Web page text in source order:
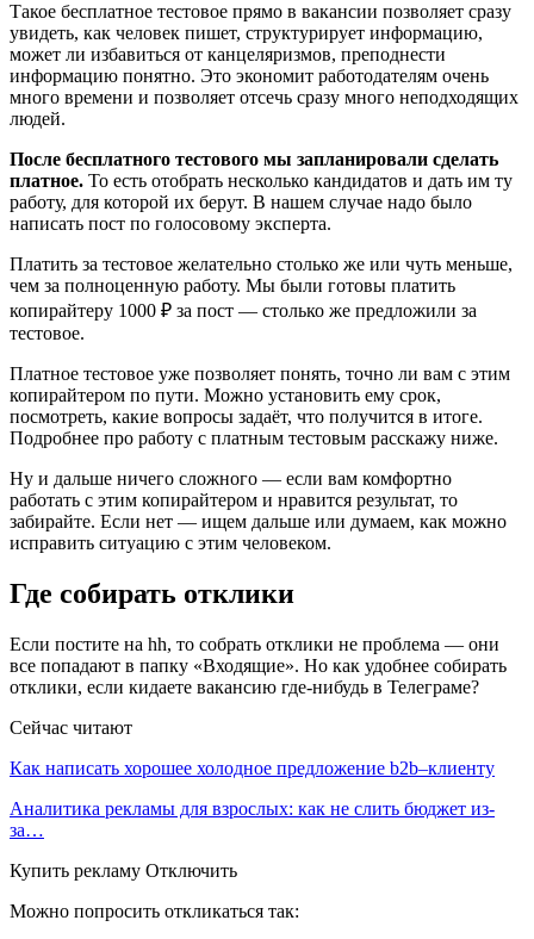
Такое бесплатное тестовое прямо в вакансии позволяет сразу
увидеть, как человек пишет, структурирует информацию,
может ли избавиться от канцеляризмов, преподнести
информацию понятно. Это экономит работодателям очень
много времени и позволяет отсечь сразу много неподходящих
людей.
После бесплатного тестового мы запланировали сделать
платное. То есть отобрать несколько кандидатов и дать им ту
работу, для которой их берут. В нашем случае надо было
написать пост по голосовому эксперта.
Платить за тестовое желательно столько же или чуть меньше,
чем за полноценную работу. Мы были готовы платить
копирайтеру 1000 ₽ за пост — столько же предложили за
тестовое.
Платное тестовое уже позволяет понять, точно ли вам с этим
копирайтером по пути. Можно установить ему срок,
посмотреть, какие вопросы задаёт, что получится в итоге.
Подробнее про работу с платным тестовым расскажу ниже.
Ну и дальше ничего сложного — если вам комфортно
работать с этим копирайтером и нравится результат, то
забирайте. Если нет — ищем дальше или думаем, как можно
исправить ситуацию с этим человеком.
Где собирать отклики
Если постите на hh, то собрать отклики не проблема — они
все попадают в папку «Входящие». Но как удобнее собирать
отклики, если кидаете вакансию где-нибудь в Телеграме?
Сейчас читают
Как написать хорошее холодное предложение b2b–клиенту
Аналитика рекламы для взрослых: как не слить бюджет из-
за…
Купить рекламу Отключить
Можно попросить откликаться так: